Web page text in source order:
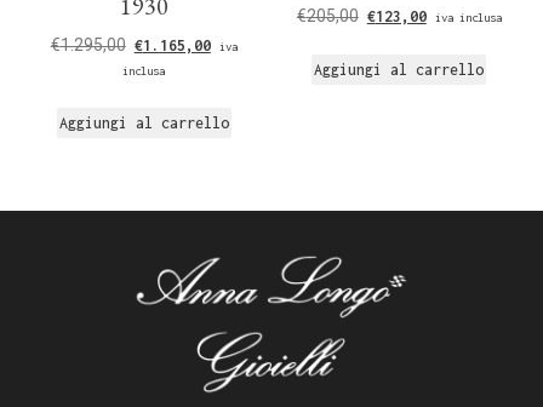
€1.295,00 €1.165,00
iva
inclusa
Aggiungi al carrello
€205,00 €123,00 iva inclusa
Aggiungi al carrello